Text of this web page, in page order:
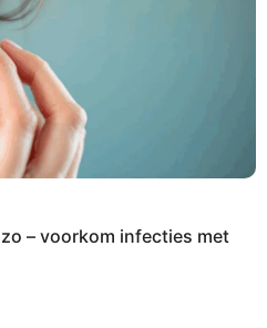
– voorkom infecties met